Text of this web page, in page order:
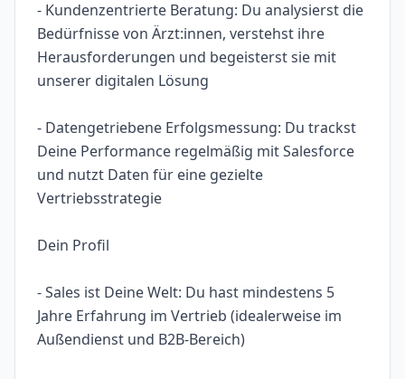
- Kundenzentrierte Beratung: Du analysierst die
Bedürfnisse von Ärzt:innen, verstehst ihre
Herausforderungen und begeisterst sie mit
unserer digitalen Lösung
- Datengetriebene Erfolgsmessung: Du trackst
Deine Performance regelmäßig mit Salesforce
und nutzt Daten für eine gezielte
Vertriebsstrategie
Dein Profil
- Sales ist Deine Welt: Du hast mindestens 5
Jahre Erfahrung im Vertrieb (idealerweise im
Außendienst und B2B-Bereich)